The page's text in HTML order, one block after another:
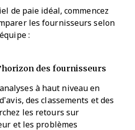
de paie idéal, commencez
les fournisseurs selon
:
des fournisseurs
à haut niveau en
des classements et des
les retours sur
et les problèmes